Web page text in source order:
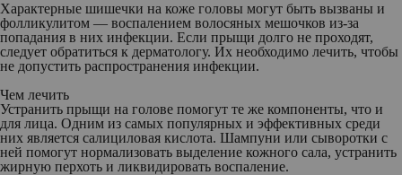
Характерные шишечки на коже головы могут быть вызваны и
фолликулитом — воспалением волосяных мешочков из-за
попадания в них инфекции. Если прыщи долго не проходят,
следует обратиться к дерматологу. Их необходимо лечить, чтобы
не допустить распространения инфекции.
Чем лечить
Устранить прыщи на голове помогут те же компоненты, что и
для лица. Одним из самых популярных и эффективных среди
них является салициловая кислота. Шампуни или сыворотки с
ней помогут нормализовать выделение кожного сала, устранить
жирную перхоть и ликвидировать воспаление.